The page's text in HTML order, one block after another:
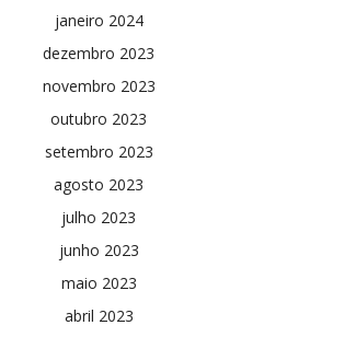
janeiro 2024
dezembro 2023
novembro 2023
outubro 2023
setembro 2023
agosto 2023
julho 2023
junho 2023
maio 2023
abril 2023